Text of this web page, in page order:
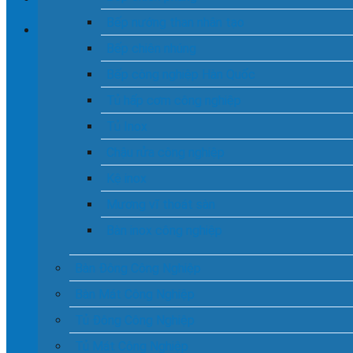
Chưa có sản phẩm trong giỏ hàng.